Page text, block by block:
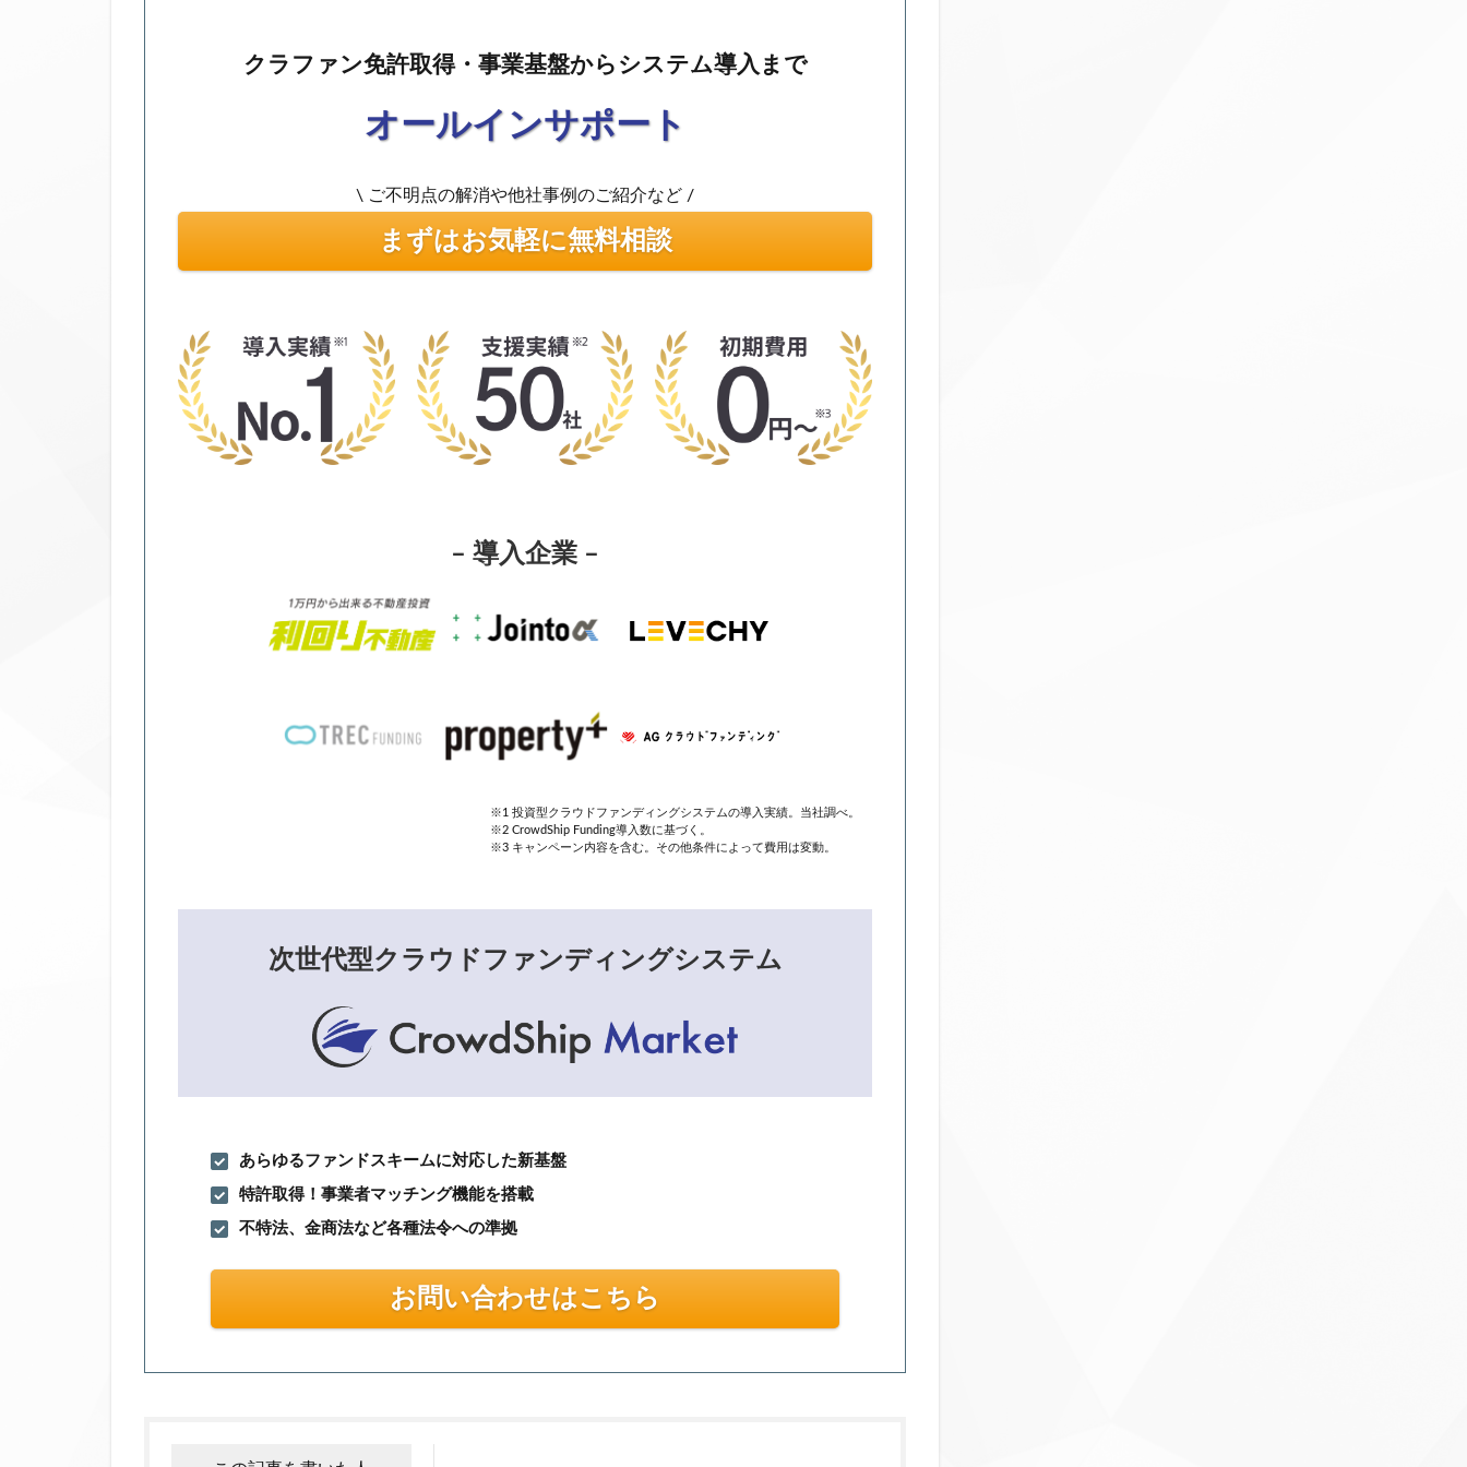
クラファン免許取得・事業基盤からシステム導入まで
オールインサポート
\ ご不明点の解消や他社事例のご紹介など /
まずはお気軽に無料相談
– 導入企業 –
※1 投資型クラウドファンディングシステムの導入実績。当社調べ。
※2 CrowdShip Funding導入数に基づく。
※3 キャンペーン内容を含む。その他条件によって費用は変動。
次世代型クラウドファンディングシステム
あらゆるファンドスキームに対応した新基盤
特許取得！事業者マッチング機能を搭載
不特法、金商法など各種法令への準拠
お問い合わせはこちら